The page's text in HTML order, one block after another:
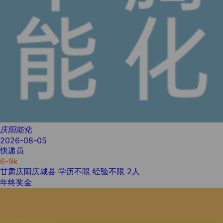
庆阳能化
2026-08-05
快递员
6-9k
甘肃庆阳庆城县 学历不限 经验不限 2人
年终奖金